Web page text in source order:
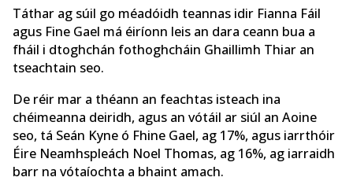
Táthar ag súil go méadóidh teannas idir Fianna Fáil
agus Fine Gael má éiríonn leis an dara ceann bua a
fháil i dtoghchán fothoghcháin Ghaillimh Thiar an
tseachtain seo.
De réir mar a théann an feachtas isteach ina
chéimeanna deiridh, agus an vótáil ar siúl an Aoine
seo, tá Seán Kyne ó Fhine Gael, ag 17%, agus iarrthóir
Éire Neamhspleách Noel Thomas, ag 16%, ag iarraidh
barr na vótaíochta a bhaint amach.